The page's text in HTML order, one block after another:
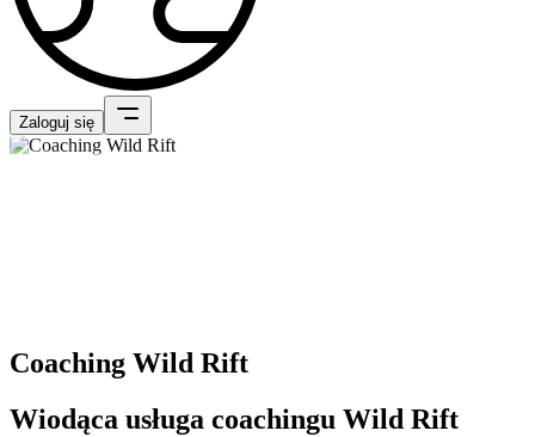
Zaloguj się
Coaching Wild Rift
Wiodąca usługa coachingu Wild Rift